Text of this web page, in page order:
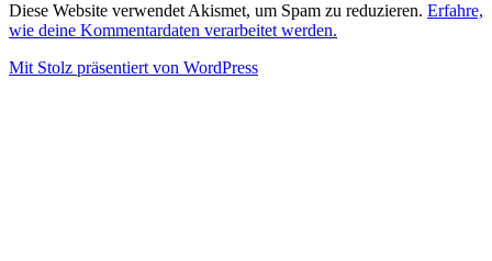
Diese Website verwendet Akismet, um Spam zu reduzieren. Erfahre,
wie deine Kommentardaten verarbeitet werden.
Mit Stolz präsentiert von WordPress